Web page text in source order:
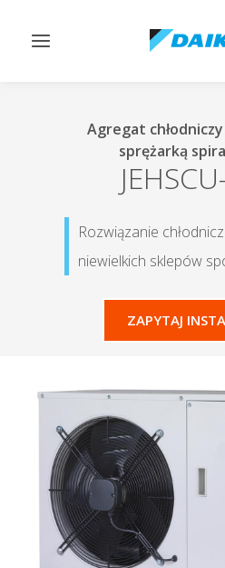
Przełącz
Agregat
sprężarką
Rozwiązanie
niewielkich sklepów
ZAPYTAJ